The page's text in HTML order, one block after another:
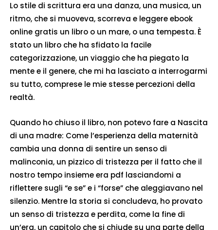
Lo stile di scrittura era una danza, una musica, un
ritmo, che si muoveva, scorreva e leggere ebook
online gratis un libro o un mare, o una tempesta. È
stato un libro che ha sfidato la facile
categorizzazione, un viaggio che ha piegato la
mente e il genere, che mi ha lasciato a interrogarmi
su tutto, comprese le mie stesse percezioni della
realtà.
Quando ho chiuso il libro, non potevo fare a Nascita
di una madre: Come l’esperienza della maternità
cambia una donna di sentire un senso di
malinconia, un pizzico di tristezza per il fatto che il
nostro tempo insieme era pdf lasciandomi a
riflettere sugli “e se” e i “forse” che aleggiavano nel
silenzio. Mentre la storia si concludeva, ho provato
un senso di tristezza e perdita, come la fine di
un’era, un capitolo che si chiude su una parte della